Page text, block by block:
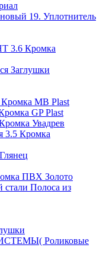
19. Уплотнитель
3.6 Кромка
Заглушки
MB Plast
GP Plast
Увадрев
3.5 Кромка
ПВХ Золото
Полоса из
Роликовые